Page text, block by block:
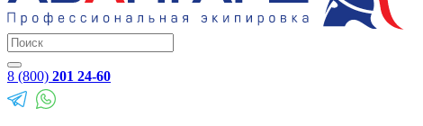
8 (800) 201 24-60